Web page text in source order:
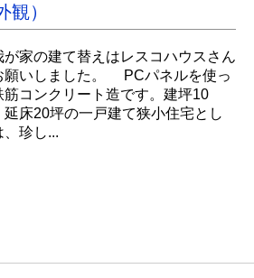
観）
家の建て替えはレスコハウスさん
願いしました。 PCパネルを使っ
筋コンクリート造です。建坪10
延床20坪の一戸建て狭小住宅とし
、珍し...